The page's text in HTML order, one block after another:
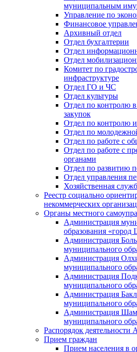
муниципальным
Управление по
Финансовое
Архивный отдел
Отдел бухгалтерии
Отдел
Отдел
Комитет по
инфраструктуре
Отдел ГО и ЧС
Отдел культуры
Отдел по контролю
закупок
Отдел по контролю
Отдел по
Отдел по работе с
Отдел по работе с
органами
Отдел по развитию
Отдел управления
Хозяйственная
Реестр социально
некоммерческих
Органы местного
Администрация
образования «город
Администрация
муниципального
Администрация
муниципального
Администрация
муниципального
Администрация
муниципального
Администрация
муниципального
Распорядок деятельности
Прием граждан
Прием населения в